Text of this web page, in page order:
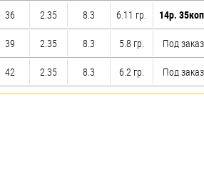
36 2.35 8.3 6.11 гр. 14р.
39 2.35 8.3 5.8 гр. Под заказ
42 2.35 8.3 6.2 гр. Под заказ